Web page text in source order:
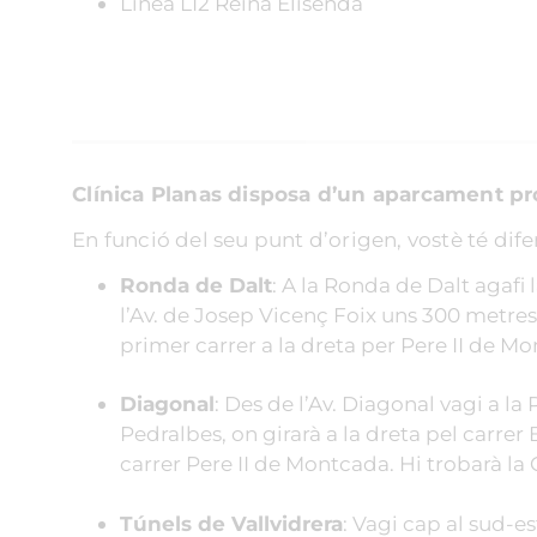
Clínica Planas disposa d’un aparcament
En funció del seu punt d’origen, vostè té
Ronda de Dalt: A la Ronda de Dalt
l’Av. de Josep Vicenç Foix uns 300
primer carrer a la dreta per Pere II de
Diagonal: Des de l’Av. Diagonal vagi a
Pedralbes, on girarà a la dreta pel carrer
carrer Pere II de Montcada. Hi trobarà la
Túnels de Vallvidrera: Vagi cap al sud-